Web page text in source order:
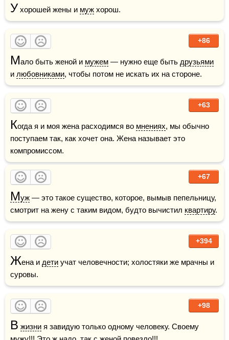
У хорошей жены и муж хорош.
+86
Мало быть женой и мужем — нужно еще быть друзьями
и любовниками, чтобы потом не искать их на стороне.
+63
Когда я и моя жена расходимся во мнениях, мы обычно
поступаем так, как хочет она. Жена называет это
компромиссом.
+67
Муж — это такое существо, которое, вымыв пепельницу,
смотрит на жену с таким видом, будто вычистил квартиру.
+394
Жена и дети учат человечности; холостяки же мрачны и
суровы.
+98
В жизни